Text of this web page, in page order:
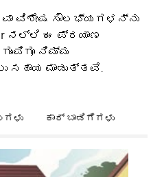
ವಿಶೇಷ ಸೌಲಭ್ಯಗಳನ್ನು
ನಲ್ಲಿ ಈ ಪ್ರಯಾಣ
ನಿಮ್ಮ
ಸಹಾಯ ಮಾಡುತ್ತವೆ.
ಕಾರ್ ಬಾಡಿಗೆಗಳು